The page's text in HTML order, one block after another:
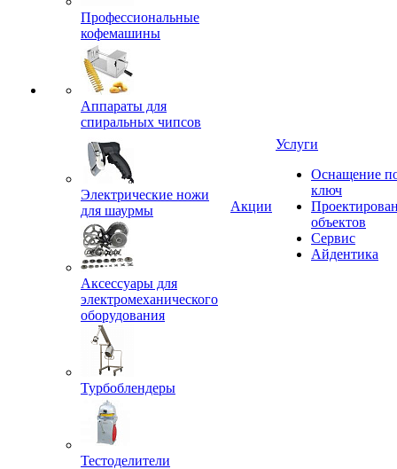
Профессиональные
кофемашины
Аппараты для
спиральных чипсов
Электрические ножи
для шаурмы
Аксессуары для
электромеханического
оборудования
Турбоблендеры
Тестоделители
Акции
Услуги
Оснащение
ключ
объектов
Сервис
Айдентика